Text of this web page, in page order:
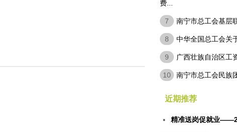
费...
7 南宁市总工会基层
8 中华全国总工会关
9 广西壮族自治区工
10 南宁市总工会民族
近期推荐
▪ 精准送岗促就业